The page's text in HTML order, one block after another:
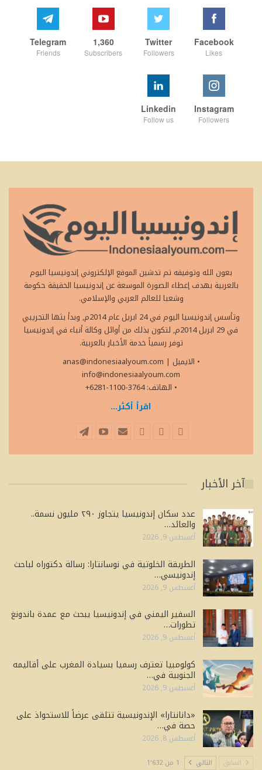
Facebook
Likes
Twitter
Followers
1,360
Subscribers
Telegram
Friends
Instagram
Followers
Linkedin
Follow us
بعون الله وتوفيقه تم تدشين الموقع الإلكتروني إندونيسيا اليوم
بالعربية بهدف إعطاء الصورة الموسعة عن إندونيسيا الحقيقة حكومة
وشعبا للعالم العربي والإسلامي.
وتأسس إندونيسيا اليوم في 24 ابريل عام 2014م, وبدأ بثها التجريبي
في 29 ابريل 2014م, لتكون بذلك من أوائل وكالة أنباء في إندونيسيا
توفر رسمياً خدمة الأخبار بالعربية.
• الايميل
anas@indonesiaalyoum.com |
info@indonesiaalyoum.com
• الهاتف: 3764-1100-6281+
اقرأ أكثر...
آخر الأخبار
عدد سكان إندونيسيا يتجاوز ٢٩٠ مليون نسمة..
والعائد…
أغسطس 9, 2026
الطريقة الخلوتية في نوسانتارا: رسالة دكتوراه لباحث
إندونيسي…
أغسطس 9, 2026
السفير اليمني في إندونيسيا يبحث مع عمدة باندونغ
تطورات…
أغسطس 9, 2026
كولومبيا تعترف رسميا بسيادة المغرب على أقاليمه
الجنوبية في…
أغسطس 9, 2026
«دانانتارا» الإندونيسية تتلقى عرضاً للاستحواذ على
حصة في…
أغسطس 8, 2026
السابق التالي 1 من 1٬632